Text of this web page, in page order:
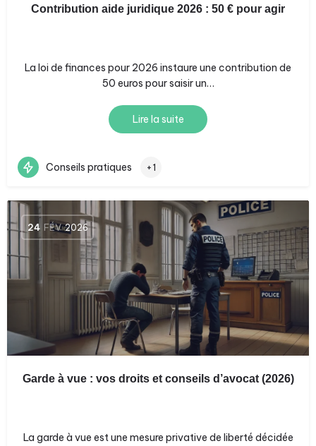
Contribution aide juridique 2026 : 50 € pour agir
La loi de finances pour 2026 instaure une contribution de
50 euros pour saisir un…
Lire la suite
Conseils pratiques +1
24 FÉV 2026
Garde à vue : vos droits et conseils d’avocat (2026)
La garde à vue est une mesure privative de liberté décidée